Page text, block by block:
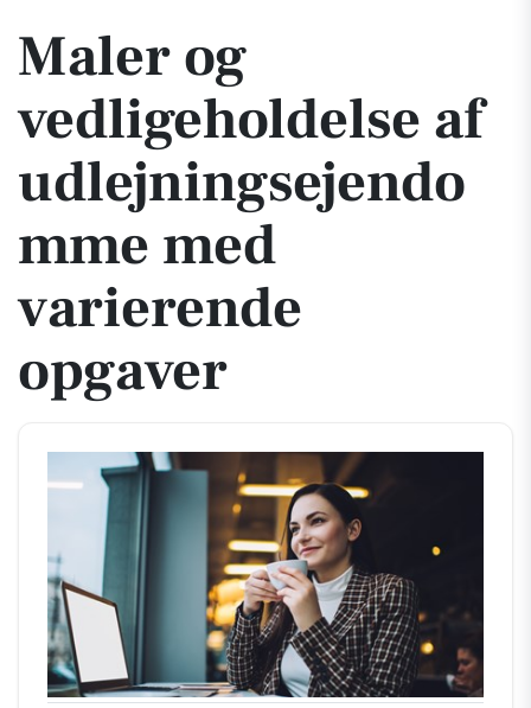
Maler og
vedligeholdelse af
udlejningsejendo
mme med
varierende
opgaver